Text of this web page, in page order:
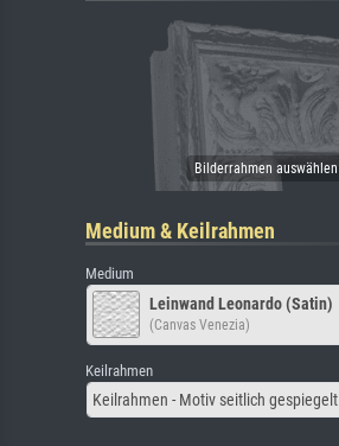
Medium & Keilrahmen
Medium
Leinwand Leonardo (Satin)
(Canvas Venezia)
Keilrahmen
Keilrahmen - Motiv seitlich gespiegelt